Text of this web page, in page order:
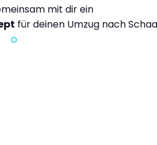
mit dir ein
für deinen Umzug nach